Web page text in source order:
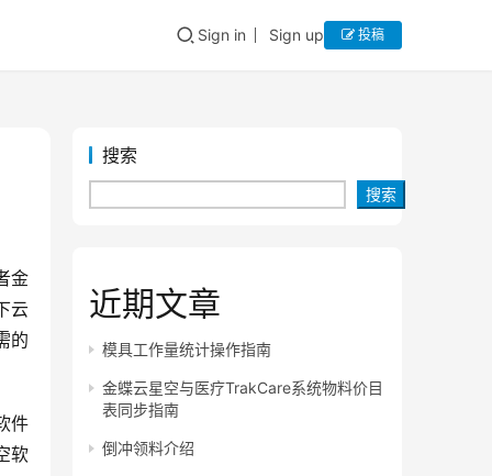
Sign in Sign up 投稿
金
云
的
件
软
搜索
搜索
近期文章
模具工作量统计操作指南
金蝶云星空与医疗TrakCare系统物料价目
表同步指南
倒冲领料介绍